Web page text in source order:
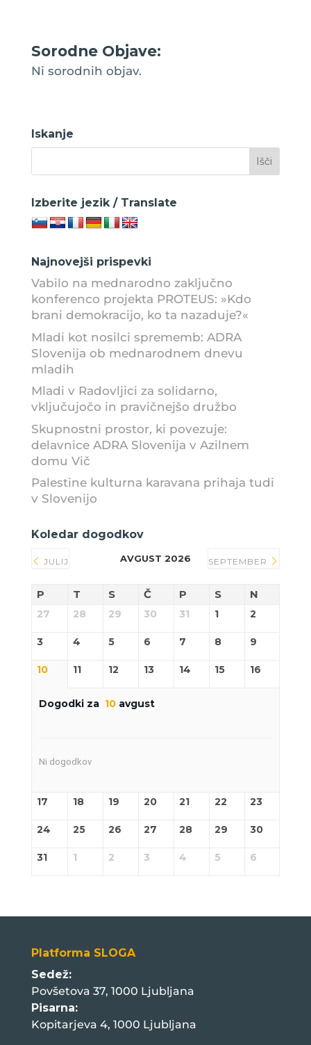
Sorodne Objave:
Ni sorodnih objav.
Iskanje
Izberite jezik / Translate
Najnovejši prispevki
Vabilo na mednarodno zaključno
konferenco projekta PROTEUS: »Kdo
brani demokracijo, ko ta nazaduje?«
Mladi kot nosilci sprememb: ADRA
Slovenija ob mednarodnem dnevu
mladih
Mladi v Radovljici za solidarno,
vključujočo in pravičnejšo družbo
Skupnostni prostor, ki povezuje:
delavnice ADRA Slovenija v Azilnem
domu Vič
Palestine kulturna karavana prihaja tudi
v Slovenijo
Koledar dogodkov
JULIJ AVGUST 2026 SEPTEMBER
P T S Č P S N
27 28 29 30 31 1 2
3 4 5 6 7 8 9
10 11 12 13 14 15 16
Dogodki za 10avgust
Ni dogodkov
17 18 19 20 21 22 23
24 25 26 27 28 29 30
31 1 2 3 4 5 6
Platforma SLOGA
Sedež:
Povšetova 37, 1000 Ljubljana
Pisarna:
Kopitarjeva 4, 1000 Ljubljana